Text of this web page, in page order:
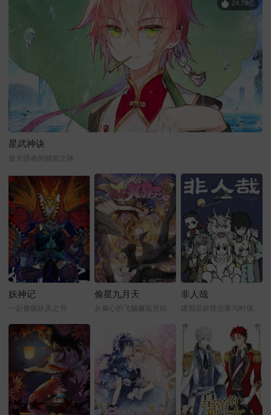
星武神诀
逆天强者的撼世之路
24.78亿
妖神记
一起修炼妖灵之书
偷星九月天
从偷心的飞贼邂逅开始
非人哉